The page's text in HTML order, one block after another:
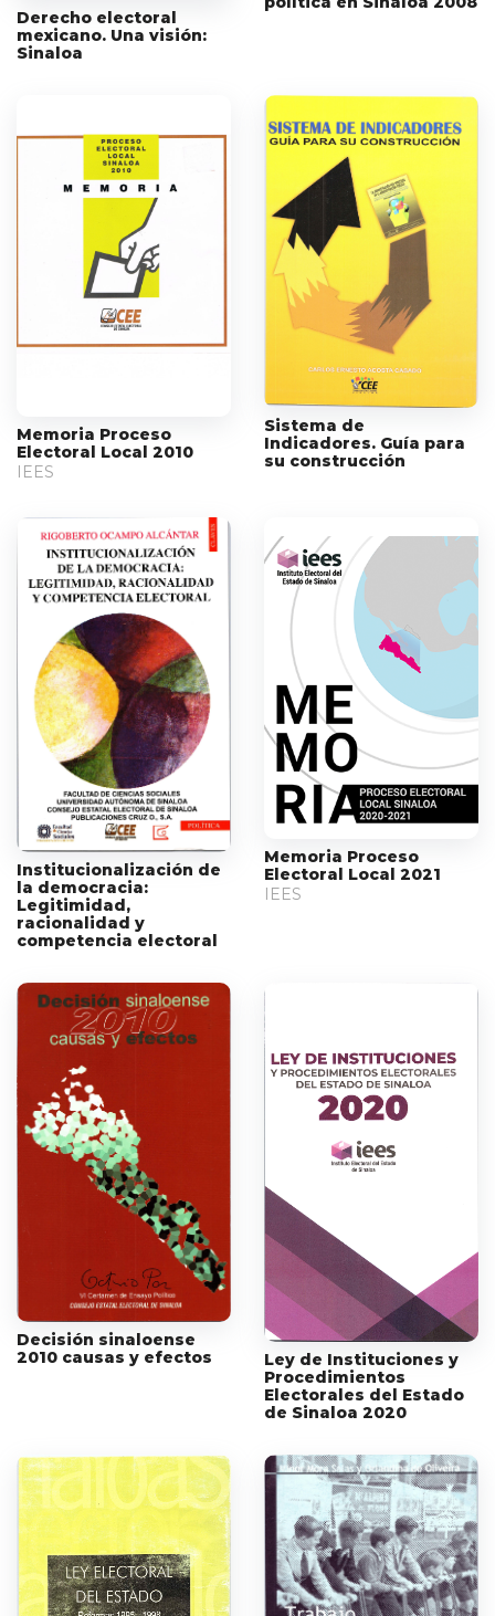
Derecho electoral
mexicano. Una visión:
Sinaloa
Memoria Proceso
Electoral Local 2010
IEES
Sistema de
Indicadores. Guía para
su construcción
Institucionalización de
la democracia:
Legitimidad,
racionalidad y
competencia electoral
Memoria Proceso
Electoral Local 2021
IEES
Decisión sinaloense
2010 causas y efectos
Ley de Instituciones y
Procedimientos
Electorales del Estado
de Sinaloa 2020